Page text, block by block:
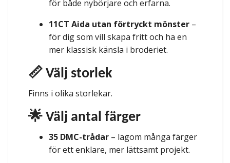
för både nybörjare och erfarna.
11CT Aida utan förtryckt mönster –
för dig som vill skapa fritt och ha en
mer klassisk känsla i broderiet.
📏 Välj storlek
Finns i olika storlekar.
🌟 Välj antal färger
35 DMC-trådar – lagom många färger
för ett enklare, mer lättsamt projekt.